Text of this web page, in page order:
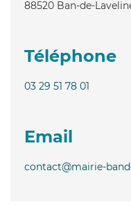
88520 Ban-de-
Téléphone
03 29 51 78 01
Email
contact@mairie-